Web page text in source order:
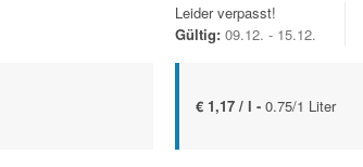
Leider verpasst!
Gültig: 09.12. - 15.12.
€ 1,17 / l - 0.75/1 Liter